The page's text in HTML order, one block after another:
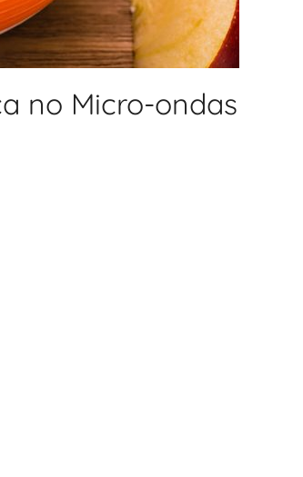
no Micro-ondas